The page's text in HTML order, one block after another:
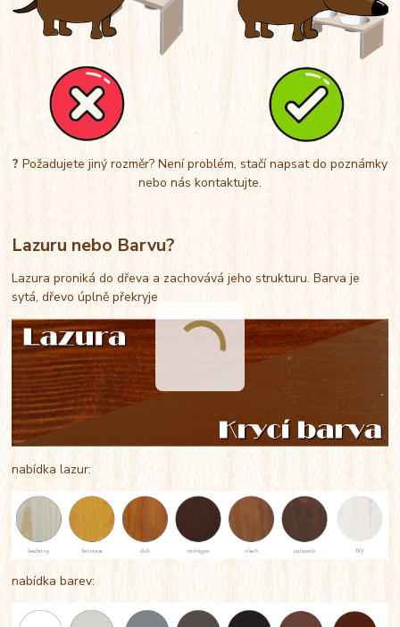
? Požadujete jiný rozměr? Není problém, stačí napsat do poznámky
nebo nás kontaktujte.
Lazuru nebo Barvu?
Lazura proniká do dřeva a zachovává jeho strukturu. Barva je
sytá, dřevo úplně překryje
nabídka lazur:
nabídka barev: